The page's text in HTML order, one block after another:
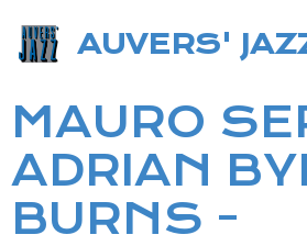
AUVERS'
MAURO
ADRIAN
BURNS -